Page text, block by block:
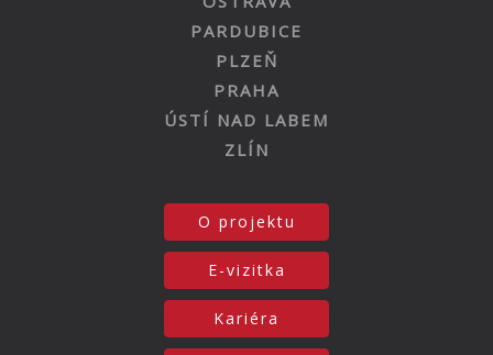
PARDUBICE
PLZEŇ
PRAHA
ÚSTÍ NAD LABEM
ZLÍN
O projektu
E-vizitka
Kariéra